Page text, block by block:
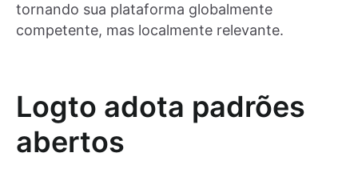
tornando sua plataforma globalmente
competente, mas localmente relevante.
Logto adota padrões
abertos